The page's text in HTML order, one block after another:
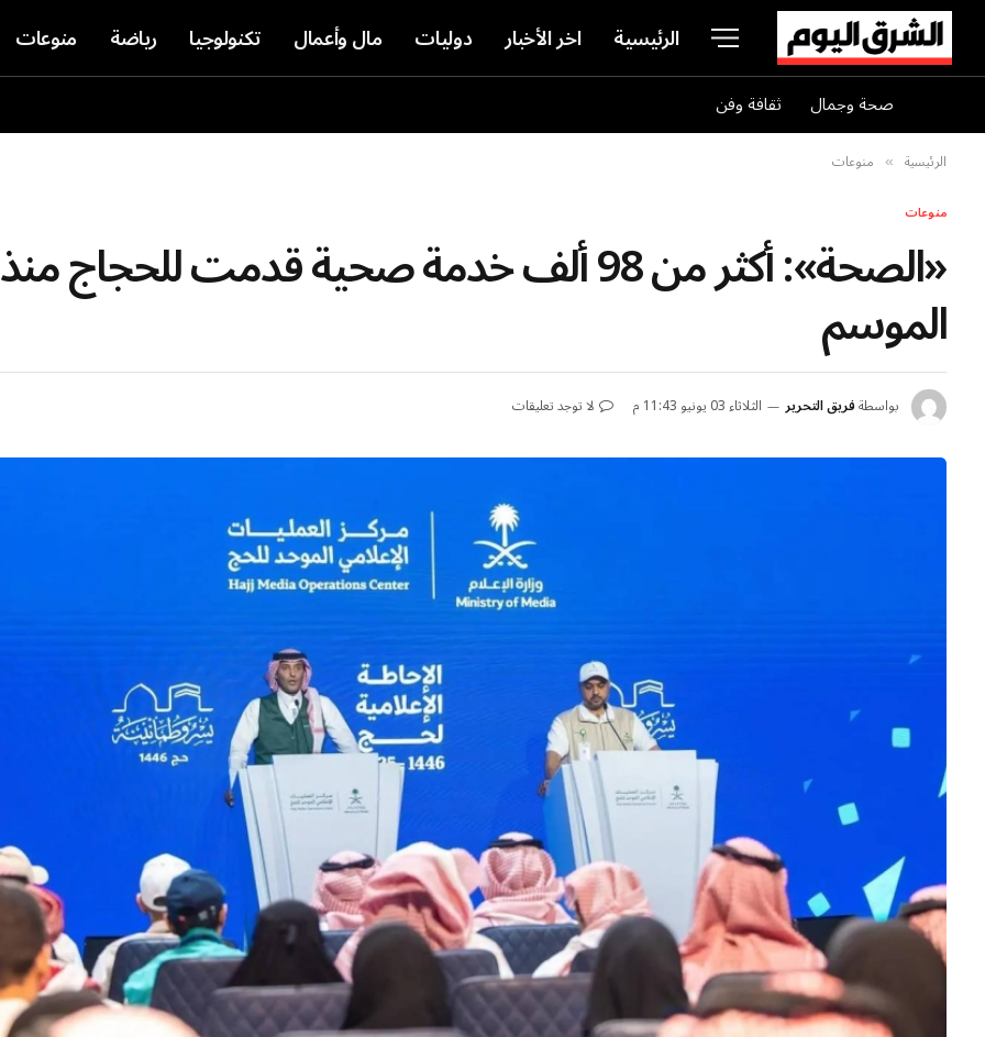
الرئيسية اخر الأخبار دوليات مال وأعمال تكنولوجيا رياضة منوعات
صحة وجمال ثقافة وفن
الرئيسية » منوعات
منوعات
«الصحة»: أكثر من 98 ألف خدمة صحية قدمت للحجاج
الموسم
بواسطةفريق التحرير الثلاثاء 03 يونيو 11:43 م لا توجد تعليقات